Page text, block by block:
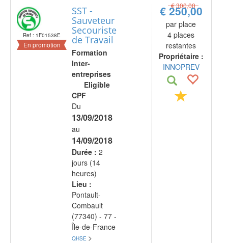
Ref : 1F01538E
En promotion
SST -
Sauveteur
Secouriste
de Travail
Formation
Inter-
entreprises
Eligible
CPF
Du
13/09/2018
au
14/09/2018
Durée : 2
jours (14
heures)
Lieu :
Pontault-
Combault
(77340) - 77 -
Île-de-France
QHSE >
€ 300,00
€ 250,00
par place
4 places
restantes
Propriétaire :
INNOPREV